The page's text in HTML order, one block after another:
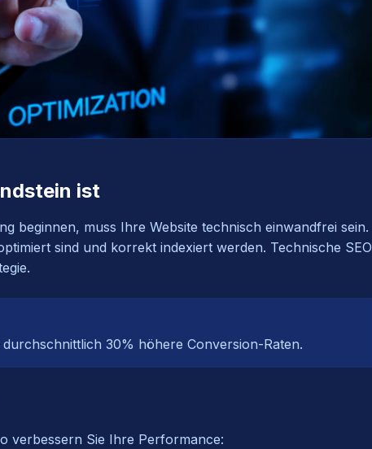
ist
beginnen, muss Ihre Website technisch einwandfrei sein.
sind und korrekt indexiert werden. Technische SEO
30% höhere Conversion-Raten.
verbessern Sie Ihre Performance: